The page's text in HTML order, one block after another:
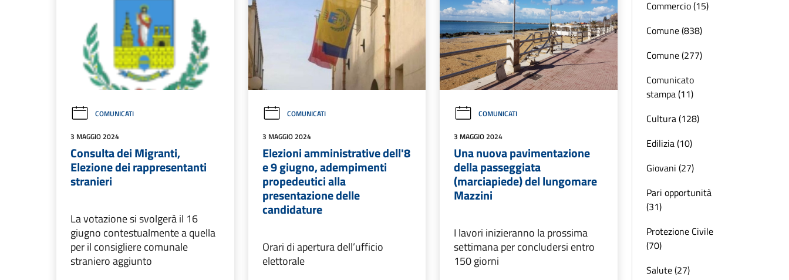
COMUNICATI
3 MAGGIO 2024
Consulta dei Migranti,
Elezione dei rappresentanti
stranieri
La votazione si svolgerà il 16
giugno contestualmente a quella
per il consigliere comunale
straniero aggiunto
COMUNICATI
3 MAGGIO 2024
Elezioni amministrative dell'8
e 9 giugno, adempimenti
propedeutici alla
presentazione delle
candidature
Orari di apertura dell’ufficio
elettorale
COMUNICATI
3 MAGGIO 2024
Una nuova pavimentazione
della passeggiata
(marciapiede) del lungomare
Mazzini
I lavori inizieranno la prossima
settimana per concludersi entro
150 giorni
Commercio (15)
Comune (838)
Comune (277)
Comunicato
stampa (11)
Cultura (128)
Edilizia (10)
Giovani (27)
Pari opportunità
(31)
Protezione Civile
(70)
Salute (27)